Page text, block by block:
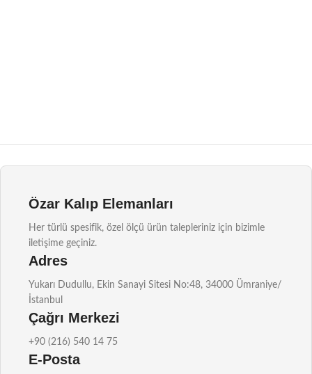
Özar Kalıp Elemanları
Her türlü spesifik, özel ölçü ürün talepleriniz için bizimle
iletişime geçiniz.
Adres
Yukarı Dudullu, Ekin Sanayi Sitesi No:48, 34000 Ümraniye/
İstanbul
Çağrı Merkezi
+90 (216) 540 14 75
E-Posta